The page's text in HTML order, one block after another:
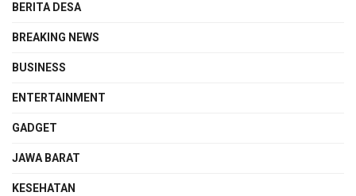
BERITA DESA
BREAKING NEWS
BUSINESS
ENTERTAINMENT
GADGET
JAWA BARAT
KESEHATAN